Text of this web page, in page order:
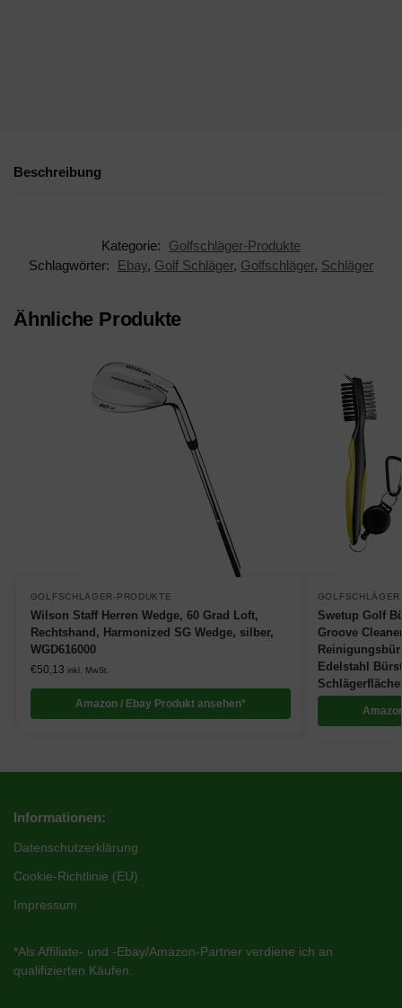
Beschreibung
Kategorie:
Golfschläger-Produkte
Schlagwörter:
Ebay, Golf Schläger, Golfschläger, Schläger
Ähnliche Produkte
GOLFSCHLÄGER-PRODUKTE
Wilson Staff Herren Wedge, 60 Grad Loft,
Rechtshand, Harmonized SG Wedge, silber,
WGD616000
€50,13 inkl. MwSt.
Amazon / Ebay Produkt ansehen*
Swetup Golf
Groove
Edelstahl
Informationen:
Datenschutzerklärung
Cookie-Richtlinie (EU)
Impressum
*Als Affiliate- und -Ebay/Amazon-Partner verdiene ich an
qualifizierten Käufen.